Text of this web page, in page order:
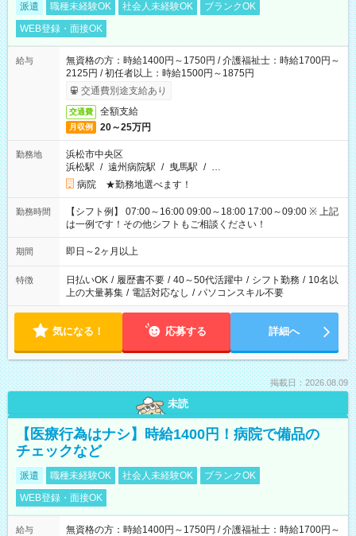
派遣 職種未経験OK 社会人未経験OK
ブランクOK
WEB登録・面接OK
給与
無資格の方：時給1400円～1750円 / 介護福祉士：時給1700円～
2125円 / 初任者以上：時給1500円～1875円
交通費別途支給あり
交通費 全額支給
月収例 20～25万円
勤務地
浜松市中央区
浜松駅 / 遠州病院駅 / 曳馬駅 / …
病院 ★勤務地選べます！
勤務時間
【シフト例】 07:00～16:00 09:00～18:00 17:00～09:00 ※ 上記
は一例です！その他シフトもご相談ください！
期間 即日～2ヶ月以上
特徴 日払いOK / 履歴書不要 / 40～50代活躍中 / シフト勤務 / 10名以
上の大量募集 / 電話対応なし / パソコンスキル不要
気になる！ 応募する 詳細へ
掲載日：2026.08.09
未読
【医療行為はナシ】時給1400円！病院で備品の
チェックなど
派遣 職種未経験OK 社会人未経験OK
ブランクOK
WEB登録・面接OK
給与
無資格の方：時給1400円～1750円 / 介護福祉士：時給1700円～